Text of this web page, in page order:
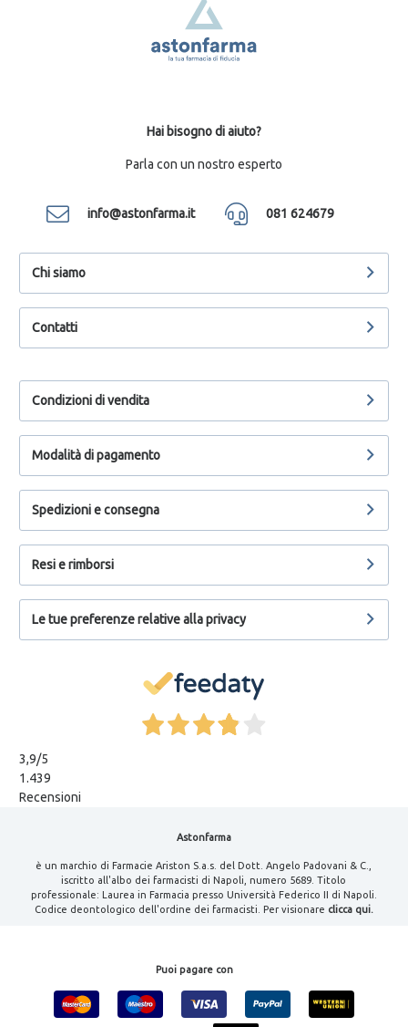
Hai bisogno di aiuto?
Parla con un nostro esperto
info@astonfarma.it 081 624679
Chi siamo
Contatti
Condizioni di vendita
Modalità di pagamento
Spedizioni e consegna
Resi e rimborsi
Le tue preferenze relative alla privacy
3,9/5
1.439
Recensioni
Astonfarma
è un marchio di Farmacie Ariston S.a.s. del Dott. Angelo Padovani & C.,
iscritto all'albo dei farmacisti di Napoli, numero 5689. Titolo
professionale: Laurea in Farmacia presso Università Federico II di Napoli.
Codice deontologico dell'ordine dei farmacisti. Per visionare clicca qui.
Puoi pagare con